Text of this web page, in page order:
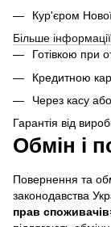
Кур'єром
Більше
Готівкою при
Кредитною
Через касу
Гарантія від
Обмін і
Повернення та
законодавства
прав